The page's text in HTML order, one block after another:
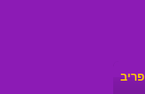
פריב